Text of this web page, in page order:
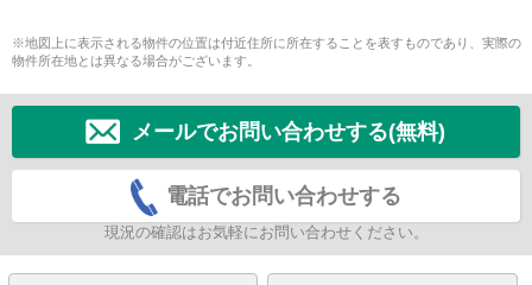
※地図上に表示される物件の位置は付近住所に所在することを表すものであり、実際の
物件所在地とは異なる場合がございます。
メールでお問い合わせする(無料)
電話でお問い合わせする
現況の確認はお気軽にお問い合わせください。